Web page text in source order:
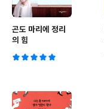
곤도 마리에 정리
의 힘